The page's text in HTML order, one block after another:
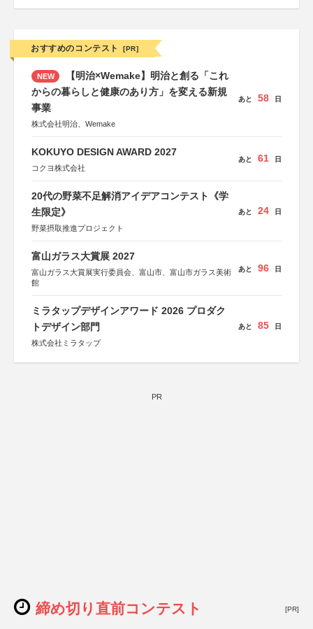
おすすめのコンテスト [PR]
NEW
【明治×Wemake】明治と創る「これ
からの暮らしと健康のあり方」を変える新規
事業
株式会社明治、Wemake
あと 58 日
KOKUYO DESIGN AWARD 2027
コクヨ株式会社
あと 61 日
20代の野菜不足解消アイデアコンテスト《学
生限定》
野菜摂取推進プロジェクト
あと 24 日
富山ガラス大賞展 2027
富山ガラス大賞展実行委員会、富山市、富山市ガラス美術
館
あと 96 日
ミラタップデザインアワード 2026 プロダク
トデザイン部門
株式会社ミラタップ
あと 85 日
PR
締め切り直前コンテスト [PR]